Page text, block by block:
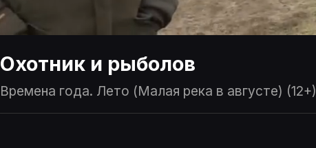
Охотник и рыболов
Времена года. Лето (Малая река в августе) (12+)